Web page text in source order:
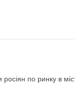
по ринку в